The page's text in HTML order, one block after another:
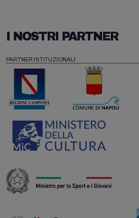
I NOSTRI PARTNER
PARTNER ISTITUZIONALI